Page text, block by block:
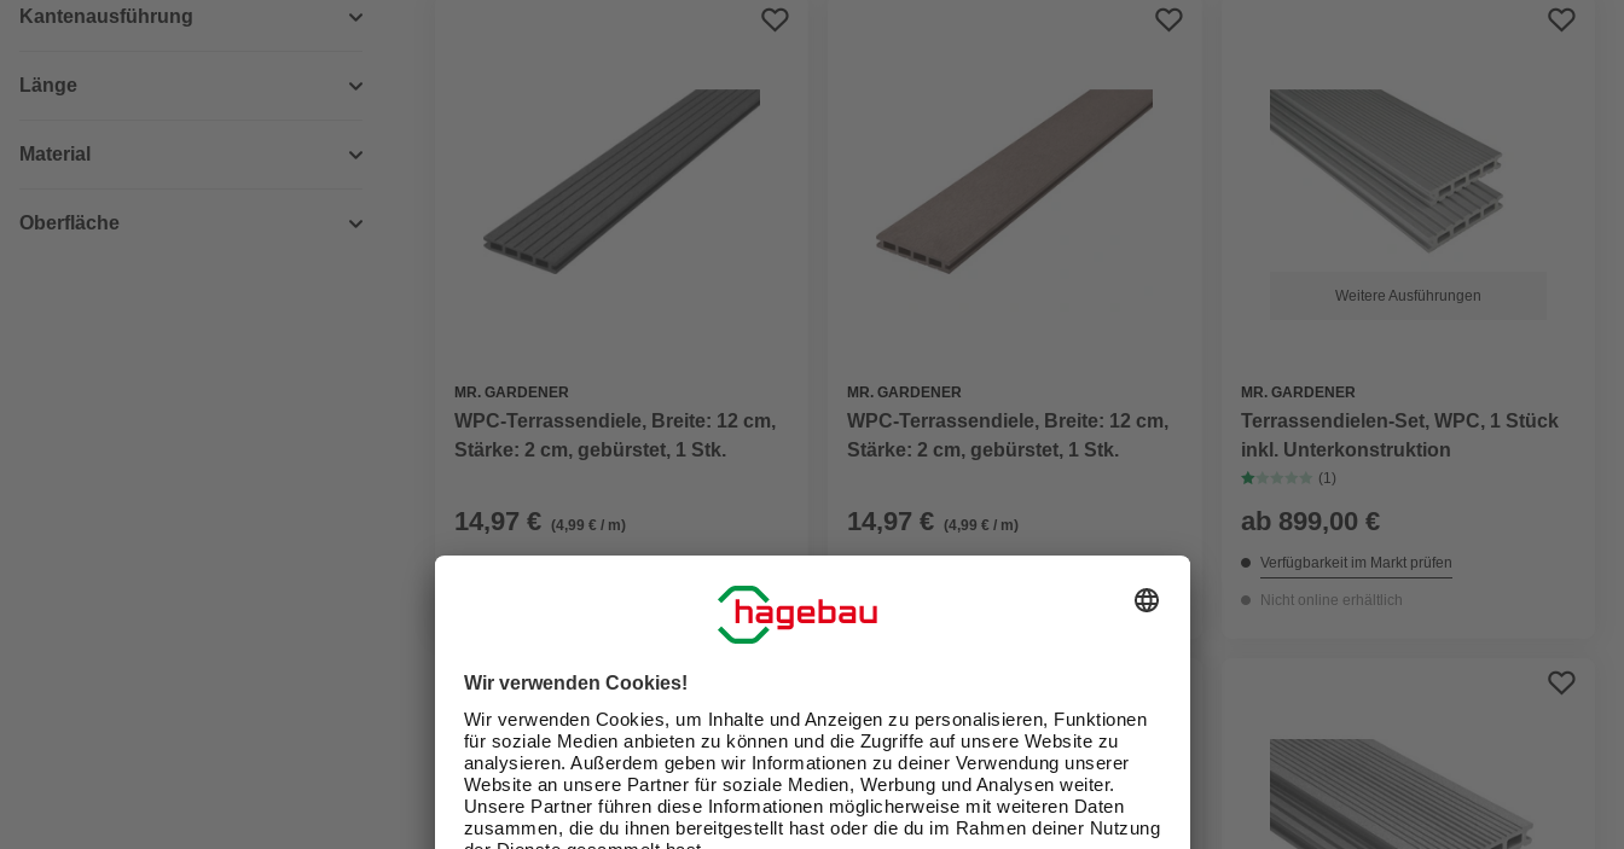
Kantenausführung
Länge
Material
Oberfläche
MR. GARDENER
WPC-Terrassendiele, Breite: 12 cm,
Stärke: 2 cm, gebürstet, 1 Stk.
14,97 € (4,99 € / m)
MR. GARDENER
WPC-Terrassendiele, Breite: 12 cm,
Stärke: 2 cm, gebürstet, 1 Stk.
14,97 € (4,99 € / m)
Weitere Ausführungen
MR. GARDENER
Terrassendielen-Set, WPC, 1 Stück
inkl. Unterkonstruktion
(1)
ab 899,00 €
Verfügbarkeit im Markt prüfen
Nicht online erhältlich
GARTENGESTALTUNG
Neuer Katalog: Digital und
voller Inspiration